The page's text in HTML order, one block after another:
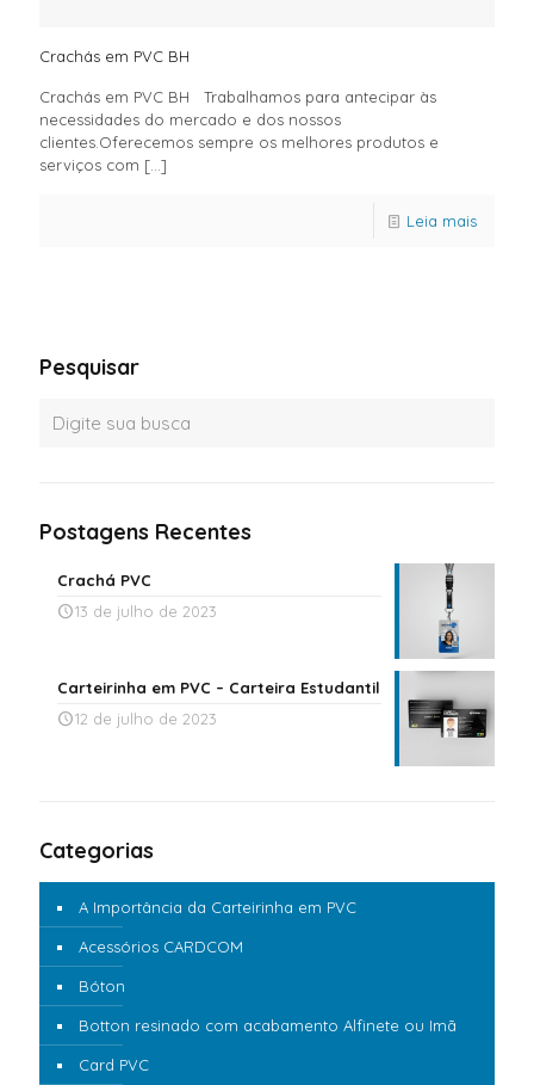
Crachás em PVC BH
Crachás em PVC BH Trabalhamos para antecipar às
necessidades do mercado e dos nossos
clientes.Oferecemos sempre os melhores produtos e
serviços com […]
Leia mais
Pesquisar
Postagens Recentes
Crachá PVC
13 de julho de 2023
Carteirinha em PVC – Carteira Estudantil
12 de julho de 2023
Categorias
A Importância da Carteirinha em PVC
Acessórios CARDCOM
Bóton
Botton resinado com acabamento Alfinete ou Imã
Card PVC